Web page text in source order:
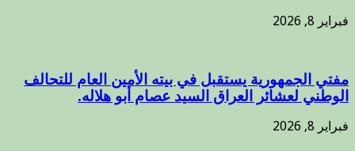
فبراير 8, 2026
مفتي الجمهورية يستقبل في بيته الأمين العام للتحالف
الوطني لعشائر العراق السيد عصام أبو هلاله.
فبراير 8, 2026